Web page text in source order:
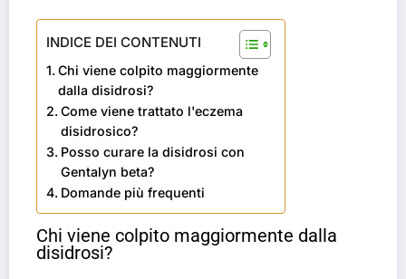
INDICE DEI CONTENUTI
Chi viene colpito maggiormente
dalla disidrosi?
Come viene trattato l'eczema
disidrosico?
Posso curare la disidrosi con
Gentalyn beta?
Domande più frequenti
Chi viene colpito maggiormente dalla
disidrosi?